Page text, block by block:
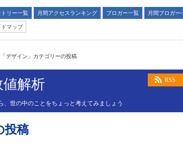
リー一覧 月間アクセスランキング ブロガー一覧
月間ブロガー
ドマップ
「デザイン」カテゴリーの投稿
RSS
解析
世の中のことをちょっと考えてみましょう
投稿